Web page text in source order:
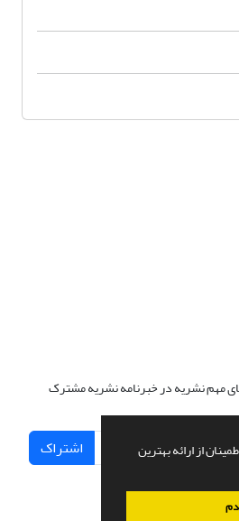
از ارائه بهترین
مهم نشریه در خبرنامه نشریه مشترک
اشتراک